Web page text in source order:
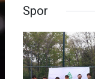
Spor